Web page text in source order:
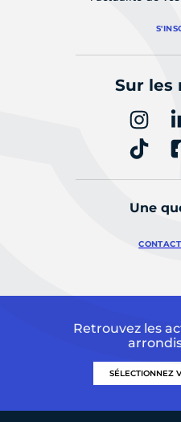
Sur les
Une
Retrouvez les